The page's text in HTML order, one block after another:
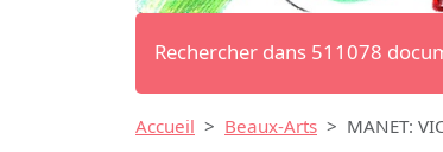
Rechercher dans 511078
Accueil Beaux-Arts MANET: